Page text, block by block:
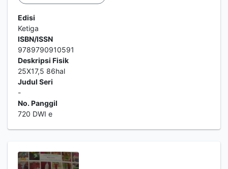
Edisi
Ketiga
ISBN/ISSN
9789790910591
Deskripsi Fisik
25X17,5 86hal
Judul Seri
-
No. Panggil
720 DWI e